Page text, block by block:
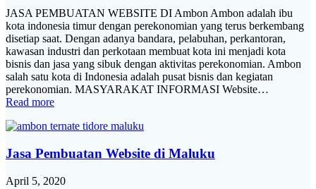
JASA PEMBUATAN WEBSITE DI Ambon Ambon adalah ibu
kota indonesia timur dengan perekonomian yang terus berkembang
disetiap saat. Dengan adanya bandara, pelabuhan, perkantoran,
kawasan industri dan perkotaan membuat kota ini menjadi kota
bisnis dan jasa yang sibuk dengan aktivitas perekonomian. Ambon
salah satu kota di Indonesia adalah pusat bisnis dan kegiatan
perekonomian. MASYARAKAT INFORMASI Website…
Read more
Jasa Pembuatan Website di Maluku
April 5, 2020